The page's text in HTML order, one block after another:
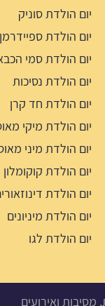
יום הולדת סוניק
יום הולדת ספיידרמן
יום הולדת סמי
יום הולדת נסיכות
יום הולדת חד קרן
יום הולדת מיקי
יום הולדת מיני
יום הולדת קוקומלון
יום הולדת
יום הולדת מיניונים
יום הולדת לגו